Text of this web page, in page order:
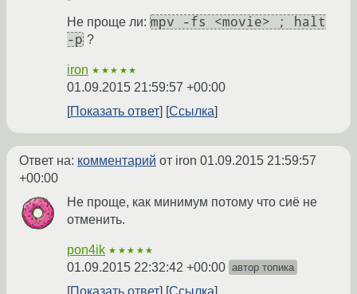
Не проще ли: mpv -fs <movie> ; halt
-p ?
iron ★★★★★
01.09.2015 21:59:57 +00:00
Показать ответ
Ссылка
Ответ на: комментарий от iron 01.09.2015 21:59:57
+00:00
Не проще, как минимум потому что сиё не
отменить.
pon4ik ★★★★★
01.09.2015 22:32:42 +00:00 автор топика
Показать ответ Ссылка